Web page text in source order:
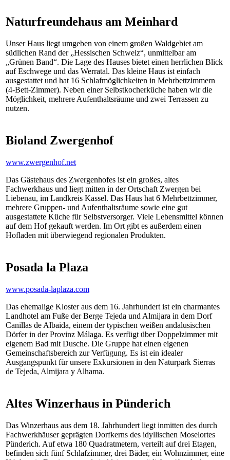
Naturfreundehaus am Meinhard
Unser Haus liegt umgeben von einem großen Waldgebiet am
südlichen Rand der „Hessischen Schweiz“, unmittelbar am
„Grünen Band“. Die Lage des Hauses bietet einen herrlichen Blick
auf Eschwege und das Werratal. Das kleine Haus ist einfach
ausgestattet und hat 16 Schlafmöglichkeiten in Mehrbettzimmern
(4-Bett-Zimmer). Neben einer Selbstkocherküche haben wir die
Möglichkeit, mehrere Aufenthaltsräume und zwei Terrassen zu
nutzen.
Bioland Zwergenhof
www.zwergenhof.net
Das Gästehaus des Zwergenhofes ist ein großes, altes
Fachwerkhaus und liegt mitten in der Ortschaft Zwergen bei
Liebenau, im Landkreis Kassel. Das Haus hat 6 Mehrbettzimmer,
mehrere Gruppen- und Aufenthaltsräume sowie eine gut
ausgestattete Küche für Selbstversorger. Viele Lebensmittel können
auf dem Hof gekauft werden. Im Ort gibt es außerdem einen
Hofladen mit überwiegend regionalen Produkten.
Posada la Plaza
www.posada-laplaza.com
Das ehemalige Kloster aus dem 16. Jahrhundert ist ein charmantes
Landhotel am Fuße der Berge Tejeda und Almijara in dem Dorf
Canillas de Albaida, einem der typischen weißen andalusischen
Dörfer in der Provinz Málaga. Es verfügt über Doppelzimmer mit
eigenem Bad mit Dusche. Die Gruppe hat einen eigenen
Gemeinschaftsbereich zur Verfügung. Es ist ein idealer
Ausgangspunkt für unsere Exkursionen in den Naturpark Sierras
de Tejeda, Almijara y Alhama.
Altes Winzerhaus in Pünderich
Das Winzerhaus aus dem 18. Jahrhundert liegt inmitten des durch
Fachwerkhäuser geprägten Dorfkerns des idyllischen Moselortes
Pünderich. Auf etwa 180 Quadratmetern, verteilt auf drei Etagen,
befinden sich fünf Schlafzimmer, drei Bäder, ein Wohnzimmer, eine